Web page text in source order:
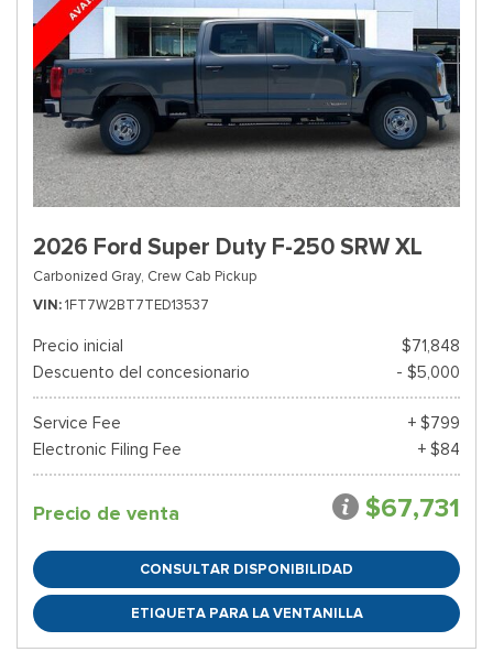
2026 Ford Super Duty F-250 SRW XL
Carbonized Gray, Crew Cab Pickup
VIN 1FT7W2BT7TED13537
Precio inicial
$71,848
Descuento del concesionario
- $5,000
Service Fee
+ $799
Electronic Filing Fee
+ $84
Precio de venta $67,731
CONSULTAR DISPONIBILIDAD
ETIQUETA PARA LA VENTANILLA